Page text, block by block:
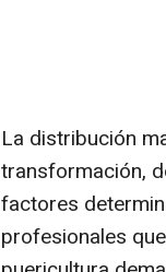
La distribución
transformación,
factores
profesionales